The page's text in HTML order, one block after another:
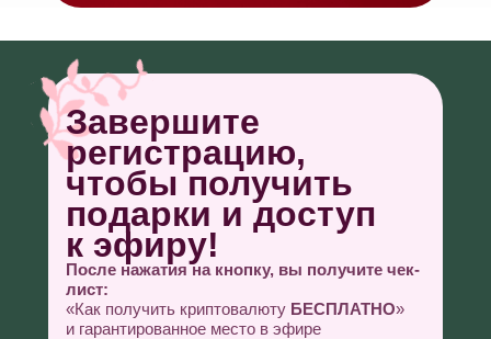
Завершите
регистрацию,
чтобы получить
подарки и доступ
к эфиру!
После нажатия на кнопку, вы получите чек-
лист:
«Как получить криптовалюту БЕСПЛАТНО»
и гарантированное место в эфире